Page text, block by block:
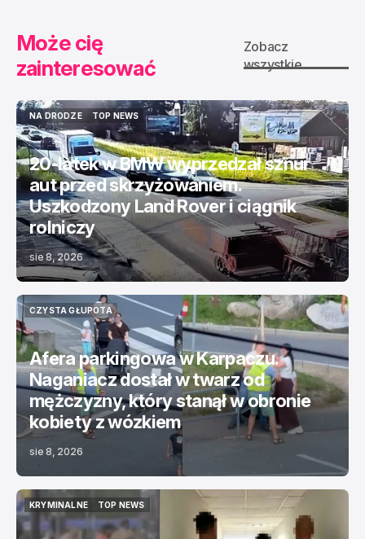
Może cię
zainteresować
Zobacz
wszystkie
NA DRODZE
NA DRODZE
TOP NEWS
TOP NEWS
20-latek w BMW wyprzedzał sznur
aut przed skrzyżowaniem.
Uszkodzony Land Rover i ciągnik
rolniczy
sie 8, 2026
CZYSTA GŁUPOTA
CZYSTA GŁUPOTA
Afera parkingowa w Karpaczu.
Naganiacz dostał w twarz od
mężczyzny, który stanął w obronie
kobiety z wózkiem
sie 8, 2026
KRYMINALNE
KRYMINALNE
TOP NEWS
TOP NEWS